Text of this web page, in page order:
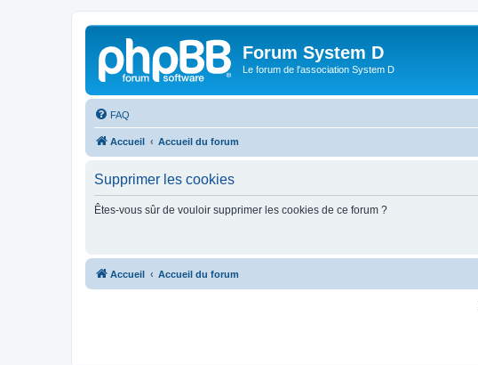
Forum System D
Le forum de l'association System D
FAQ
Accueil Accueil du forum
Supprimer les cookies
Êtes-vous sûr de vouloir supprimer les cookies de ce forum ?
Accueil Accueil du forum